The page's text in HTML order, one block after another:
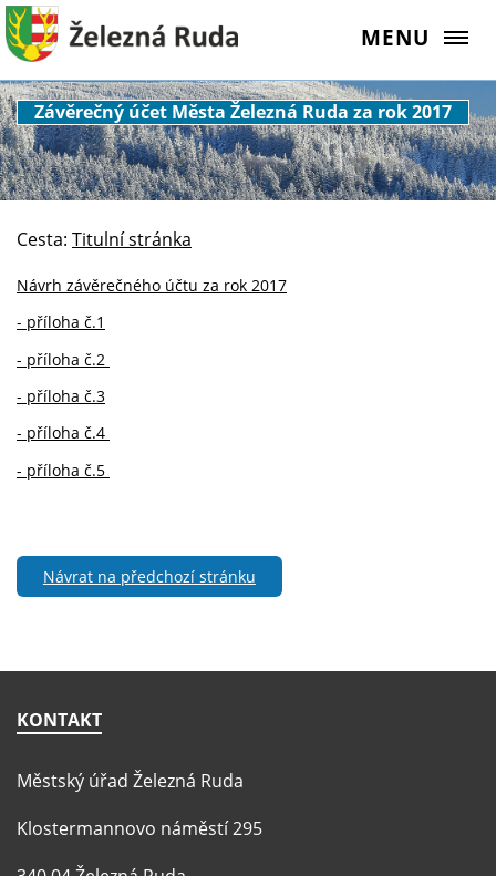
MENU
Závěrečný účet Města Železná Ruda za rok 2017
Cesta: Titulní stránka
Návrh závěrečného účtu za rok 2017
- příloha č.1
- příloha č.2
- příloha č.3
- příloha č.4
- příloha č.5
Návrat na předchozí stránku
KONTAKT
Městský úřad Železná Ruda
Klostermannovo náměstí 295